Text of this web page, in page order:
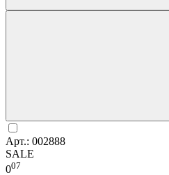
Арт.: 002888
SALE
007